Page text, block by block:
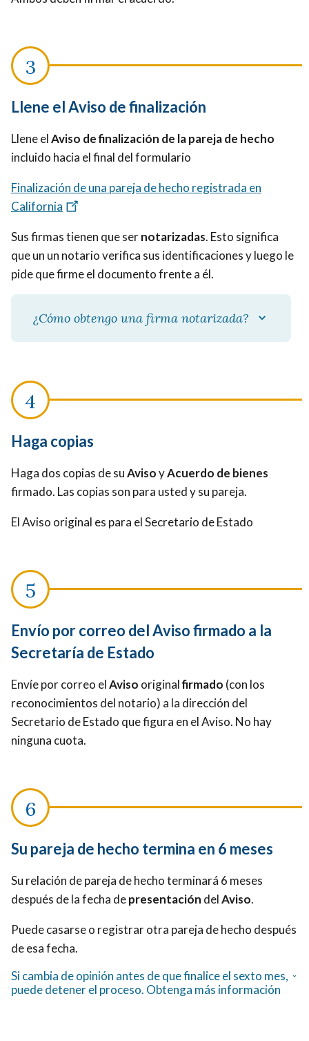
Llene el Aviso de finalización
Llene elAviso de finalización de la pareja de hecho
incluido hacia el final del formulario
Finalización de una pareja de hecho registrada en
California
Sus firmas tienen que sernotarizadas. Esto significa
que un un notario verifica sus identificaciones y luego le
pide que firme el documento frente a él.
¿Cómo obtengo una firma notarizada?
Haga copias
Haga dos copias de suAvisoyAcuerdo de bienes
firmado. Las copias son para usted y su pareja.
El Aviso original es para el Secretario de Estado
Envío por correo del Aviso firmado a la
Secretaría de Estado
Envíe por correo elAviso originalfirmado (con los
reconocimientos del notario) a la dirección del
Secretario de Estado que figura en el Aviso. No hay
ninguna cuota.
Su pareja de hecho termina en 6 meses
Su relación de pareja de hecho terminará 6 meses
después de la fecha depresentación delAviso.
Puede casarse o registrar otra pareja de hecho después
de esa fecha.
Si cambia de opinión antes de que finalice el sexto mes,
puede detener el proceso. Obtenga más información